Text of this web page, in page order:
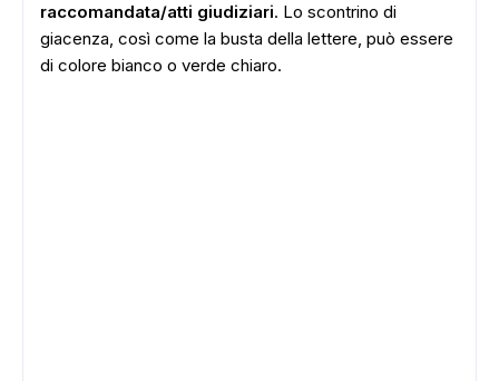
raccomandata/atti giudiziari. Lo scontrino di
giacenza, così come la busta della lettere, può essere
di colore bianco o verde chiaro.